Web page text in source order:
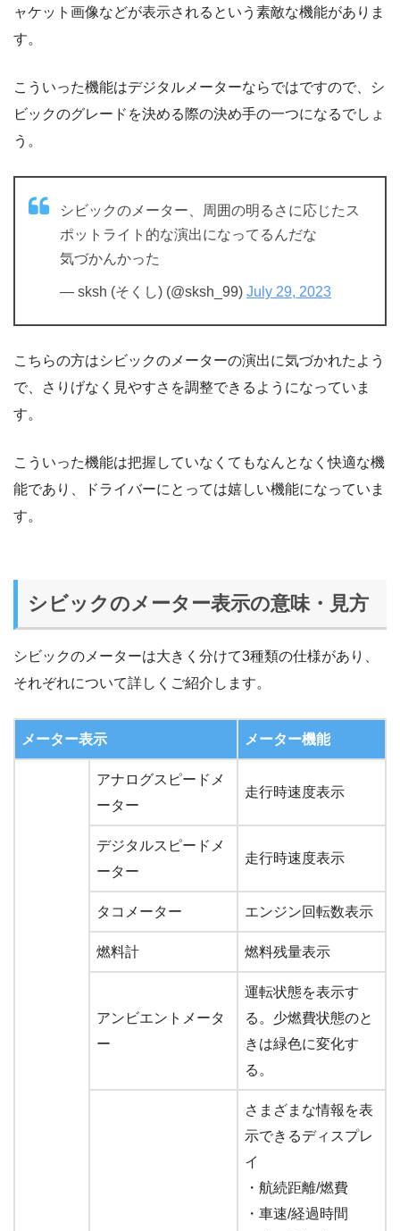
ャケット画像などが表示されるという素敵な機能がありま
す。
こういった機能はデジタルメーターならではですので、シ
ビックのグレードを決める際の決め手の一つになるでしょ
う。
シビックのメーター、周囲の明るさに応じたス
ポットライト的な演出になってるんだな
気づかんかった
— sksh (そくし) (@sksh_99) July 29, 2023
こちらの方はシビックのメーターの演出に気づかれたよう
で、さりげなく見やすさを調整できるようになっていま
す。
こういった機能は把握していなくてもなんとなく快適な機
能であり、ドライバーにとっては嬉しい機能になっていま
す。
シビックのメーター表示の意味・見方
シビックのメーターは大きく分けて3種類の仕様があり、
それぞれについて詳しくご紹介します。
メーター表示 メーター機能
アナログスピードメ
ーター
走行時速度表示
デジタルスピードメ
ーター
走行時速度表示
タコメーター エンジン回転数表示
燃料計 燃料残量表示
アンビエントメータ
ー
運転状態を表示す
る。少燃費状態のと
きは緑色に変化す
る。
さまざまな情報を表
示できるディスプレ
イ
・航続距離/燃費
・車速/経過時間